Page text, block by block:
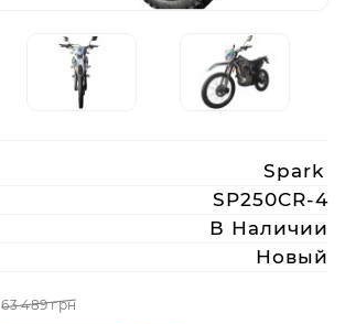
Spark
SP250CR-4
В Наличии
Новый
63 489 грн